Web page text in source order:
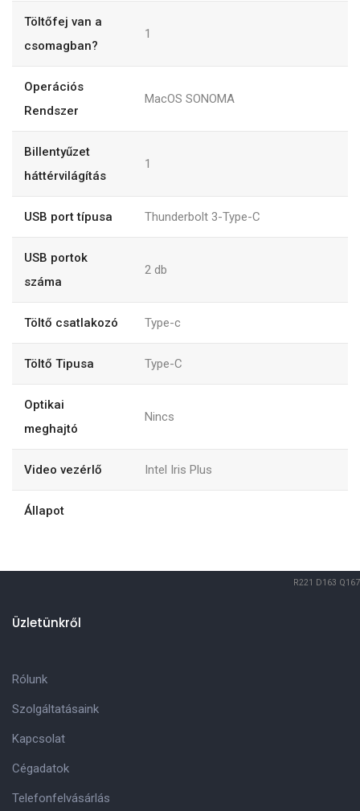
Töltőfej van a
csomagban?
1
Operációs
Rendszer
MacOS SONOMA
Billentyűzet
háttérvilágítás
1
USB port típusa Thunderbolt 3-Type-C
USB portok
száma
2 db
Töltő csatlakozó Type-c
Töltő Tipusa Type-C
Optikai
meghajtó
Nincs
Video vezérlő Intel Iris Plus
Állapot
R221 D163 Q167
Üzletünkről
Rólunk
Szolgáltatásaink
Kapcsolat
Cégadatok
Telefonfelvásárlás